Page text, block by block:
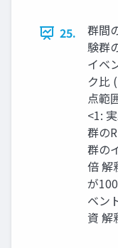
25.
群間
験群
イベ
ク比
点範
<1:
群の
群の
倍 解
が
ベン
資